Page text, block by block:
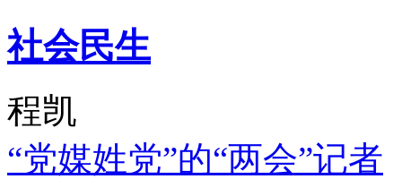
社会民生
程凯
“党媒姓党”的“两会”记者